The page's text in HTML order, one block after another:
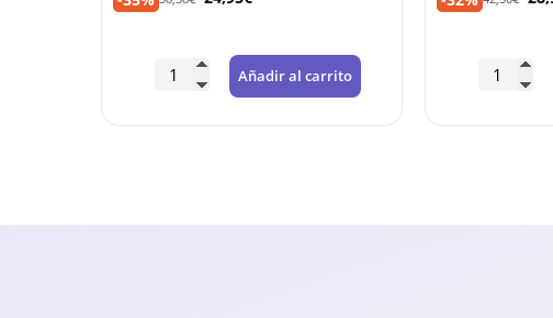
Añadir al carrito